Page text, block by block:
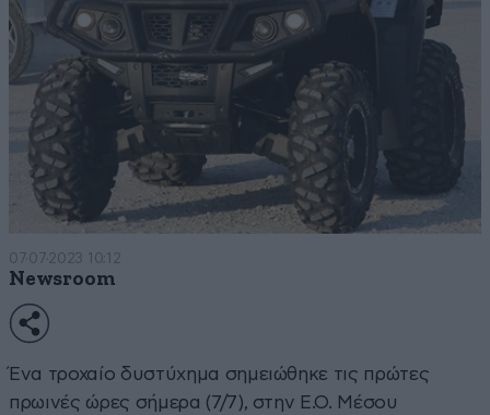
07·07·2023 10:12
Newsroom
Ένα τροχαίο δυστύχημα σημειώθηκε τις πρώτες
πρωινές ώρες σήμερα (7/7), στην Ε.Ο. Μέσου